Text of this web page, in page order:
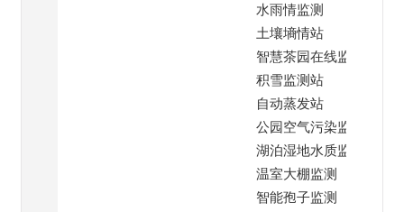
水雨情监测
土壤墒情站
智慧茶园在线监测
积雪监测站
自动蒸发站
公园空气污染监测
湖泊湿地水质监测
温室大棚监测
智能孢子监测